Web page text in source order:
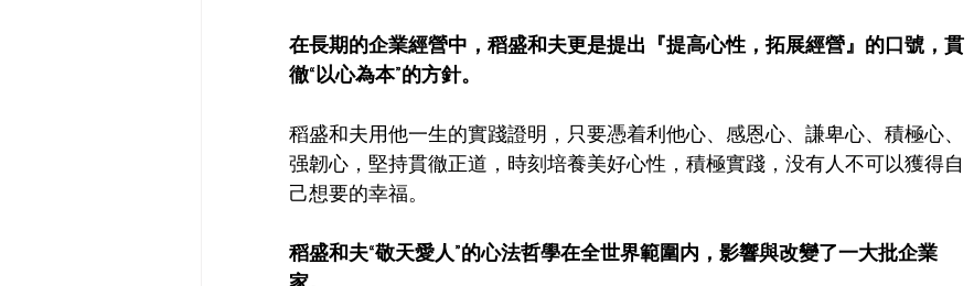
在長期的企業經營中，稻盛和夫更是提出『提高心性，拓展經營』的口號，貫
徹“以心為本”的方針。
稻盛和夫用他一生的實踐證明，只要憑着利他心、感恩心、謙卑心、積極心、
强韌心，堅持貫徹正道，時刻培養美好心性，積極實踐，没有人不可以獲得自
己想要的幸福。
稻盛和夫“敬天愛人”的心法哲學在全世界範圍内，影響與改變了一大批企業